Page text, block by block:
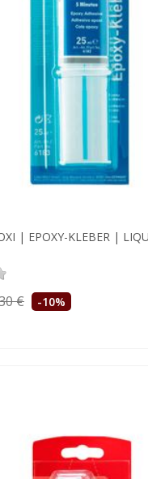
| EPOXY-KLEBER |
€ -10%